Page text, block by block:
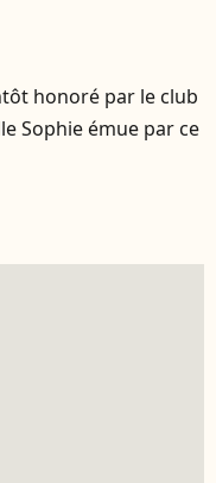
honoré par le club
Sophie émue par ce